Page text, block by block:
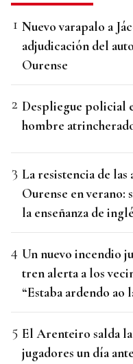
Nuevo varapalo a
adjudicación del
Ourense
Despliegue policial
hombre
La resistencia de las
Ourense en verano:
la enseñanza de
Un nuevo incendio
tren alerta a los
“Estaba ardendo ao
El Arenteiro salda
jugadores un día